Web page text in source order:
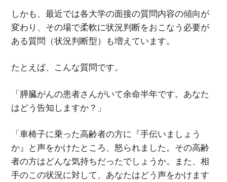
しかも、最近では各大学の面接の質問内容の傾向が
変わり、その場で柔軟に状況判断をおこなう必要が
ある質問（状況判断型）も増えています。
たとえば、こんな質問です。
「膵臓がんの患者さんがいて余命半年です。あなた
はどう告知しますか？」
「車椅子に乗った高齢者の方に『手伝いましょう
か』と声をかけたところ、怒られました。その高齢
者の方はどんな気持ちだったでしょうか。また、相
手のこの状況に対して、あなたはどう声をかけます